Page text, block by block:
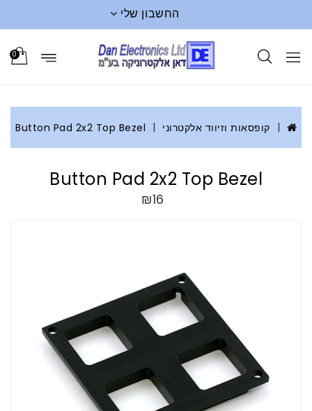
החשבון שלי
0
קופסאות וזיווד אלקטרוני Button Pad 2x2 Top Bezel
Button Pad 2x2 Top Bezel
₪16